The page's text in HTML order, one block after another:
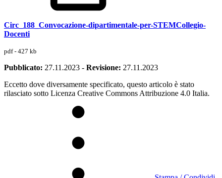
Circ_188_Convocazione-dipartimentale-per-STEMCollegio-
Docenti
pdf - 427 kb
Pubblicato: 27.11.2023 - Revisione: 27.11.2023
Eccetto dove diversamente specificato, questo articolo è stato
rilasciato sotto Licenza Creative Commons Attribuzione 4.0 Italia.